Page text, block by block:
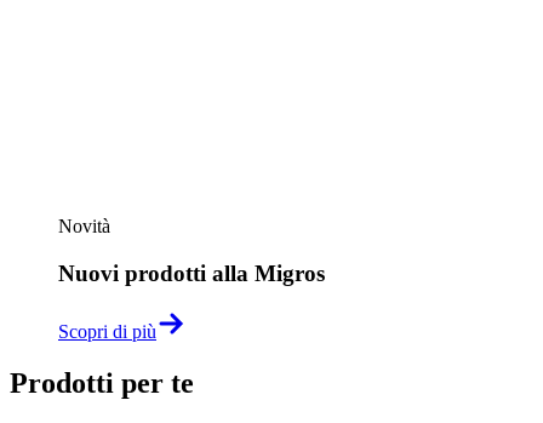
Novità
Nuovi prodotti alla Migros
Scopri di più
Prodotti per te